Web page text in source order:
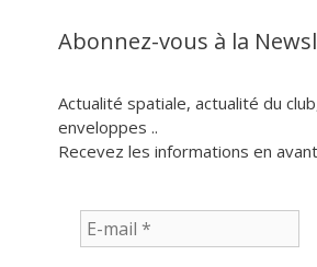
Abonnez-vous à la
Actualité spatiale, actualité du
enveloppes ..
Recevez les informations en